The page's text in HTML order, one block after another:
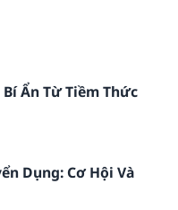
Ẩn Từ Tiềm Thức
Dụng: Cơ Hội Và